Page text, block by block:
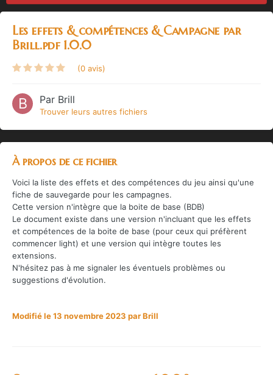
Les effets & compétences & Campagne par
Brill.pdf 1.0.0
(0 avis)
Par Brill
Trouver leurs autres fichiers
À propos de ce fichier
Voici la liste des effets et des compétences du jeu ainsi qu'une
fiche de sauvegarde pour les campagnes.
Cette version n'intègre que la boite de base (BDB)
Le document existe dans une version n'incluant que les effets
et compétences de la boite de base (pour ceux qui préfèrent
commencer light) et une version qui intègre toutes les
extensions.
N'hésitez pas à me signaler les éventuels problèmes ou
suggestions d'évolution.
Modifiéle 13 novembre 2023 par Brill